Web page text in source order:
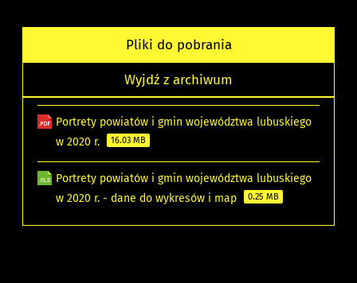
Pliki do pobrania
Wyjdź z archiwum
Portrety powiatów i gmin województwa lubuskiego
w 2020 r.
16.03 MB
Portrety powiatów i gmin województwa lubuskiego
w 2020 r. - dane do wykresów i map
0.25 MB